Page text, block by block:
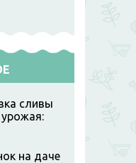
сливы
на даче